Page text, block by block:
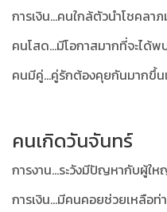
การเงิน...คนใกล้ตัวนำโชคลา
คนโสด...มีโอกาสมากที่จะได้
คนมีคู่...คู่รักต้องคุยกันมากขึ้น
คนเกิดวันจันทร์
การงาน...ระวังมีปัญหากับผู้ใ
การเงิน...มีคนคอยช่วยเหลือ